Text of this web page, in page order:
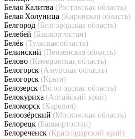
Белая Калитва (Ростовская область)
Белая Холуница (Кировская область)
Белгород (Белгородская область)
Белебей (Башкортостан)
Белёв (Тульская область)
Белинский (Пензенская область)
Белово (Кемеровская область)
Белогорск (Амурская область)
Белогорск (Крым)
Белозерск (Вологодская область)
Белокуриха (Алтайский край)
Беломорск (Карелия)
Белоозёрский (Московская область)
Белорецк (Башкортостан)
Белореченск (Краснодарский край)